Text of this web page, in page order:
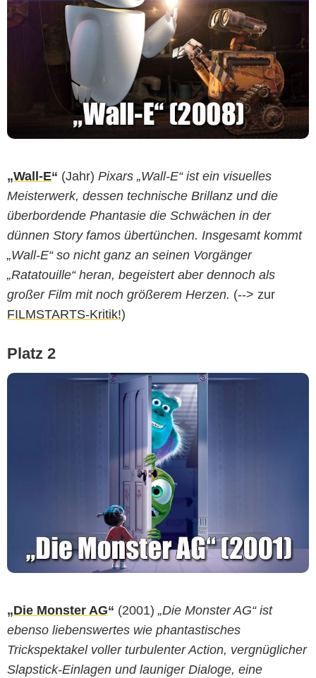
„Wall-E“ (Jahr) Pixars „Wall-E“ ist ein visuelles
Meisterwerk, dessen technische Brillanz und die
überbordende Phantasie die Schwächen in der
dünnen Story famos übertünchen. Insgesamt kommt
„Wall-E“ so nicht ganz an seinen Vorgänger
„Ratatouille“ heran, begeistert aber dennoch als
großer Film mit noch größerem Herzen. (--> zur
FILMSTARTS-Kritik!)
Platz 2
„Die Monster AG“ (2001) „Die Monster AG“ ist
ebenso liebenswertes wie phantastisches
Trickspektakel voller turbulenter Action, vergnüglicher
Slapstick-Einlagen und launiger Dialoge, eine